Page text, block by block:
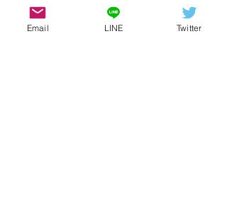
Email LINE Twitter